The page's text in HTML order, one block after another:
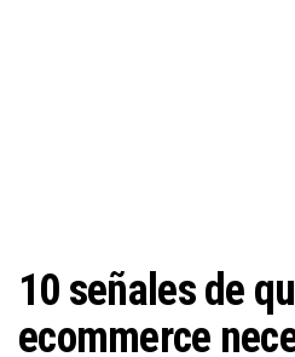
10 señales de
ecommerce